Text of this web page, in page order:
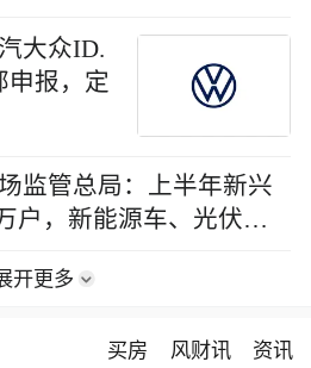
大众ID.
申报，定
监管总局：上半年新兴
户，新能源车、光伏等
开更多
买房 风财讯 资讯